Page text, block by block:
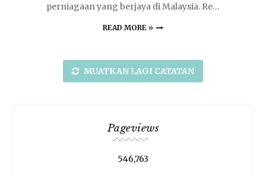
perniagaan yang berjaya di Malaysia. Re…
READ MORE »
MUATKAN LAGI CATATAN
Pageviews
546,763